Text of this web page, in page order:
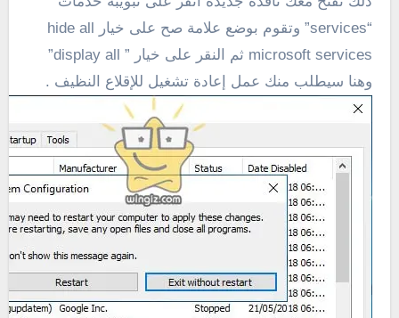
“
services
” وتقوم بوضع علامة صح على خيار hide all
microsoft services ثم النقر على خيار ” display all”
وهنا سيطلب منك عمل إعادة تشغيل للإقلاع النظيف .